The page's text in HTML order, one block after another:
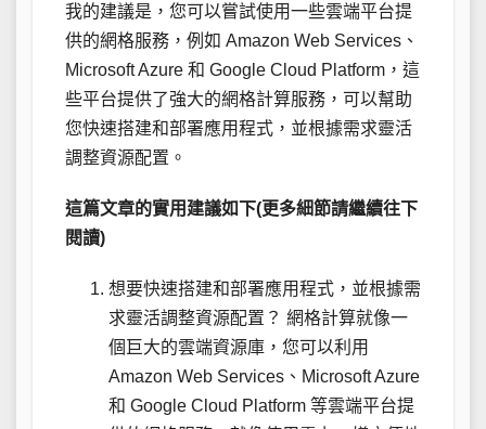
我的建議是，您可以嘗試使用一些雲端平台提
供的網格服務，例如 Amazon Web Services、
Microsoft Azure 和 Google Cloud Platform，這
些平台提供了強大的網格計算服務，可以幫助
您快速搭建和部署應用程式，並根據需求靈活
調整資源配置。
這篇文章的實用建議如下(更多細節請繼續往下
閱讀)
想要快速搭建和部署應用程式，並根據需
求靈活調整資源配置？ 網格計算就像一
個巨大的雲端資源庫，您可以利用
Amazon Web Services、Microsoft Azure
和 Google Cloud Platform 等雲端平台提